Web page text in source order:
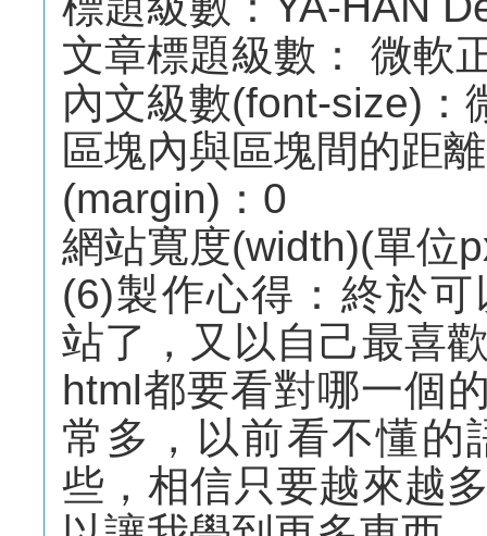
文章標題級數： 微軟
內文級數(font-size)：
區塊內與區塊間的距
(margin)：0
網站寬度(width)(單位
(6)製作心得：終於
站了，又以自己最喜
html都要看對哪一個
常多，以前看不懂的
些，相信只要越來越